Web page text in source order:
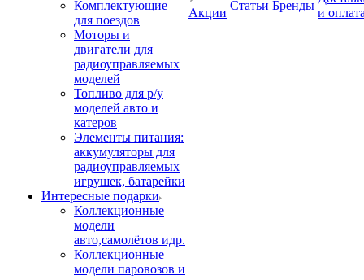
Комплектующие
для поездов
Моторы и
двигатели для
радиоуправляемых
моделей
Топливо для р/у
моделей авто и
катеров
Элементы питания:
аккумуляторы для
радиоуправляемых
игрушек, батарейки
Интересные подарки
Коллекционные
модели
авто,самолётов идр.
Коллекционные
модели паровозов и
Акции
Статьи Бренды
и